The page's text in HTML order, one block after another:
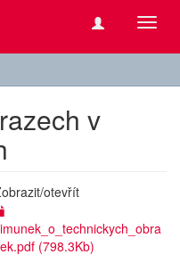
v
otevřít
(798.3Kb)